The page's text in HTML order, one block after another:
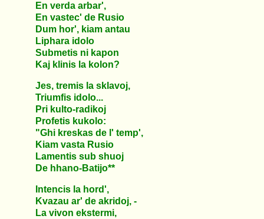
En verda arbar',
En vastec' de Rusio
Dum hor', kiam antau
Liphara idolo
Submetis ni kapon
Kaj klinis la kolon?
Jes, tremis la sklavoj,
Triumfis idolo...
Pri kulto-radikoj
Profetis kukolo:
"Ghi kreskas de l' temp',
Kiam vasta Rusio
Lamentis sub shuoj
De hhano-Batijo**
Intencis la hord',
Kvazau ar' de akridoj, -
La vivon ekstermi,